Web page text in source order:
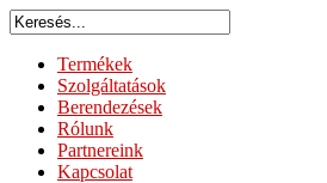
Termékek
Szolgáltatások
Berendezések
Rólunk
Partnereink
Kapcsolat